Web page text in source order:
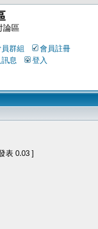
論區
群組
會員註冊
息
登入
表 0.03 ]